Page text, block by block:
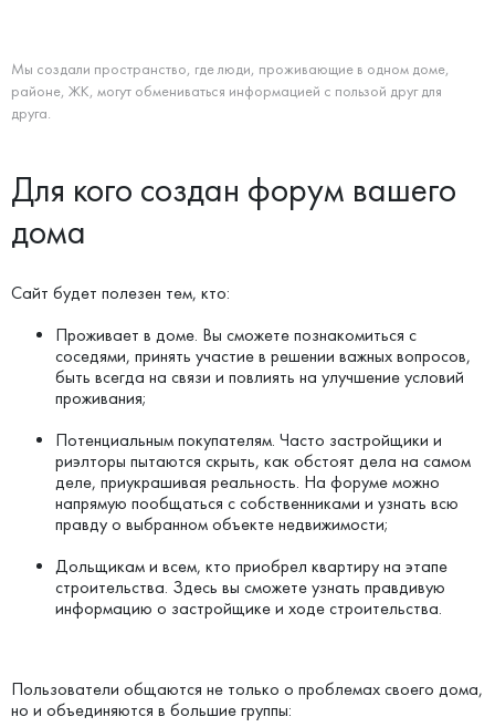
Мы создали пространство, где люди, проживающие в одном доме,
районе, ЖК, могут обмениваться информацией с пользой друг для
друга.
Для кого создан форум вашего
дома
Сайт будет полезен тем, кто:
Проживает в доме. Вы сможете познакомиться с
соседями, принять участие в решении важных вопросов,
быть всегда на связи и повлиять на улучшение условий
проживания;
Потенциальным покупателям. Часто застройщики и
риэлторы пытаются скрыть, как обстоят дела на самом
деле, приукрашивая реальность. На форуме можно
напрямую пообщаться с собственниками и узнать всю
правду о выбранном объекте недвижимости;
Дольщикам и всем, кто приобрел квартиру на этапе
строительства. Здесь вы сможете узнать правдивую
информацию о застройщике и ходе строительства.
Пользователи общаются не только о проблемах своего дома,
но и объединяются в большие группы: